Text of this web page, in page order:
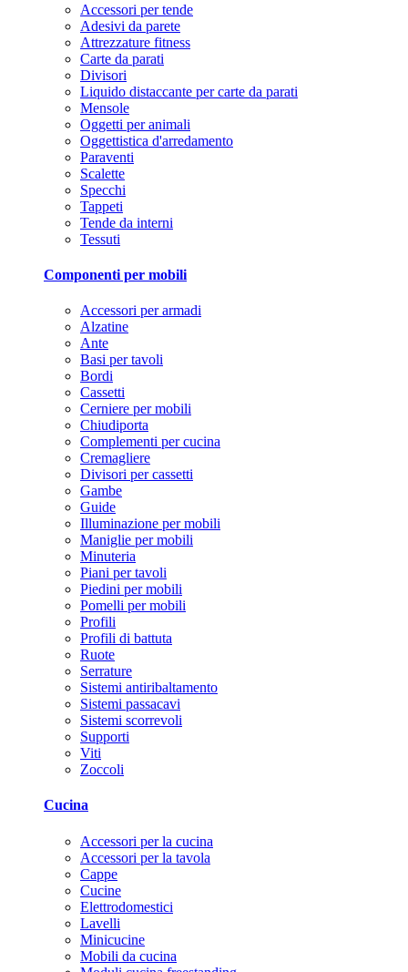
Accessori per tende
Adesivi da parete
Attrezzature fitness
Carte da parati
Divisori
Liquido distaccante per carte da parati
Mensole
Oggetti per animali
Oggettistica d'arredamento
Paraventi
Scalette
Specchi
Tappeti
Tende da interni
Tessuti
Componenti per mobili
Accessori per armadi
Alzatine
Ante
Basi per tavoli
Bordi
Cassetti
Cerniere per mobili
Chiudiporta
Complementi per cucina
Cremagliere
Divisori per cassetti
Gambe
Guide
Illuminazione per mobili
Maniglie per mobili
Minuteria
Piani per tavoli
Piedini per mobili
Pomelli per mobili
Profili
Profili di battuta
Ruote
Serrature
Sistemi antiribaltamento
Sistemi passacavi
Sistemi scorrevoli
Supporti
Viti
Zoccoli
Cucina
Accessori per la cucina
Accessori per la tavola
Cappe
Cucine
Elettrodomestici
Lavelli
Minicucine
Mobili da cucina